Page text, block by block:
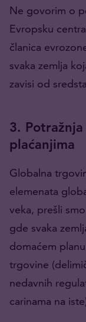
Ne govorim o
Evropsku
članica
svaka zemlja
zavisi od
3.
plaćanjima
Globalna
elemenata
veka, prešli
gde svaka
domaćem
trgovine
nedavnih
carinama na